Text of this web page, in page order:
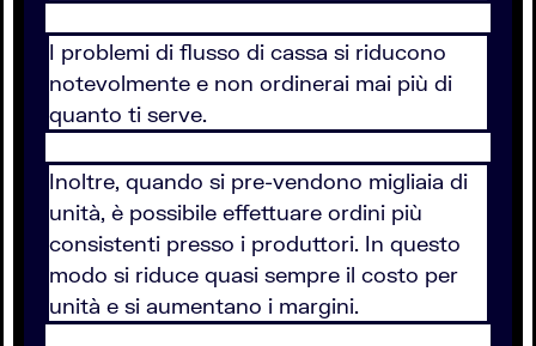
I problemi di flusso di cassa si riducono
notevolmente e non ordinerai mai più di
quanto ti serve.
Inoltre, quando si pre-vendono migliaia di
unità, è possibile effettuare ordini più
consistenti presso i produttori. In questo
modo si riduce quasi sempre il costo per
unità e si aumentano i margini.